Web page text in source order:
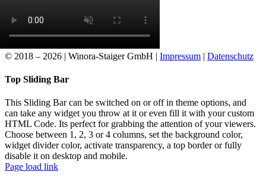
© 2018 – 2026 | Winora-Staiger GmbH | Impressum | Datenschutz
Toggle
Bar
Area
Top Sliding Bar
This Sliding Bar can be switched on or off in theme options, and
can take any widget you throw at it or even fill it with your custom
HTML Code. Its perfect for grabbing the attention of your viewers.
Choose between 1, 2, 3 or 4 columns, set the background color,
widget divider color, activate transparency, a top border or fully
disable it on desktop and mobile.
Page load link